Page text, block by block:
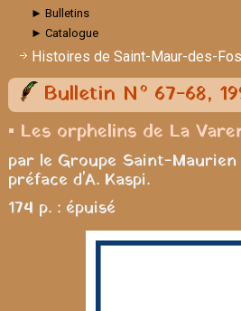
► Bulletins
► Catalogue
Histoires de Saint-Maur-des-
Bulletin N° 67-68,
▪ Les orphelins de La
par le Groupe Saint-
préface d'A. Kaspi.
174 p. : épuisé